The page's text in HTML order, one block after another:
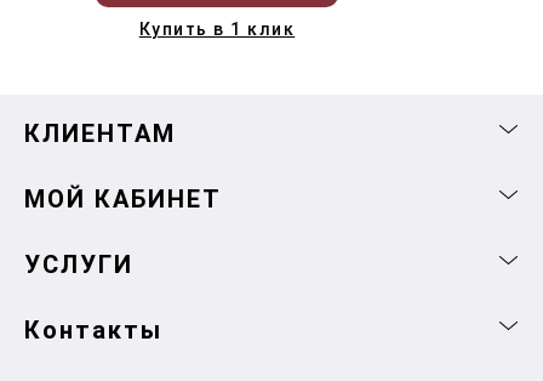
Купить в 1 клик
КЛИЕНТАМ
МОЙ КАБИНЕТ
УСЛУГИ
Контакты